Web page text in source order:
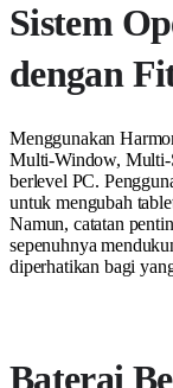
Sistem
dengan
Menggunakan
Multi-Window, Multi-
berlevel PC.
untuk mengubah
Namun, catatan
sepenuhnya
diperhatikan bagi
Baterai